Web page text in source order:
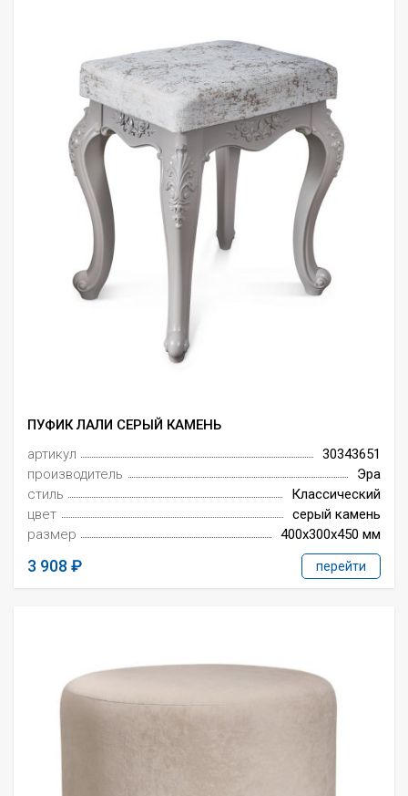
ПУФИК ЛАЛИ СЕРЫЙ КАМЕНЬ
артикул
30343651
производитель
Эра
стиль
Классический
цвет
серый камень
размер
400x300x450 мм
3 908 перейти
Средства по уходу за мебелью